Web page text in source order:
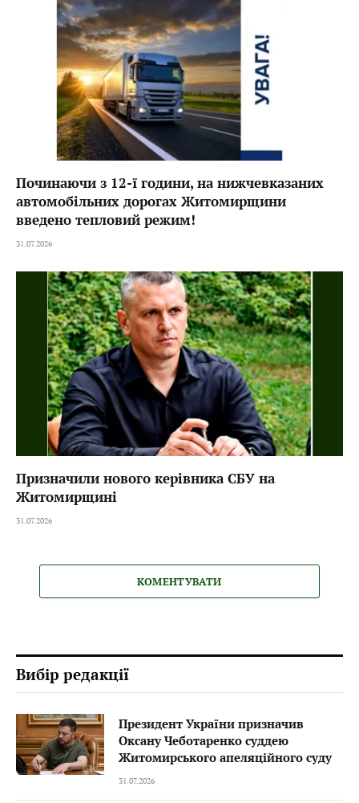
Починаючи з 12-ї години, на нижчевказаних
автомобільних дорогах Житомирщини
введено тепловий режим!
31.07.2026
Призначили нового керівника СБУ на
Житомирщині
31.07.2026
КОМЕНТУВАТИ
Вибір редакції
Президент України призначив
Оксану Чеботаренко суддею
Житомирського апеляційного суду
31.07.2026